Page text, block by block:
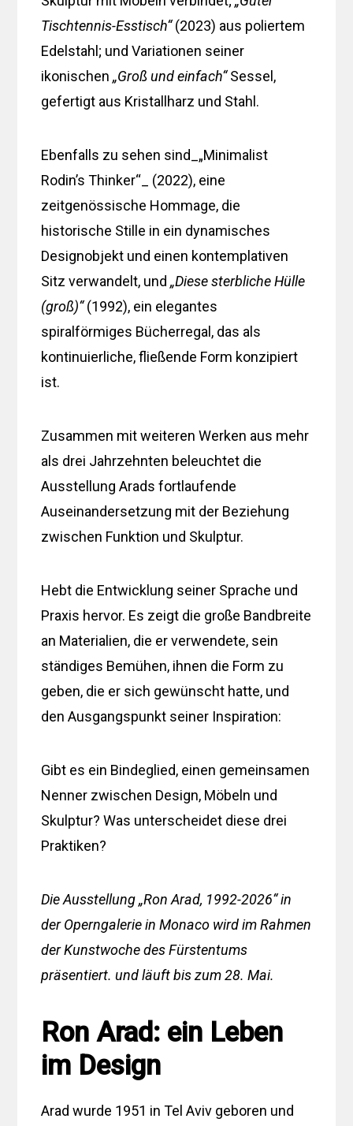
Tischtennis-Esstisch“(2023) aus poliertem
Edelstahl; und Variationen seiner
ikonischen„Groß und einfach“Sessel,
gefertigt aus Kristallharz und Stahl.
Ebenfalls zu sehen sind_„Minimalist
Rodin’s Thinker“_ (2022), eine
zeitgenössische Hommage, die
historische Stille in ein dynamisches
Designobjekt und einen kontemplativen
Sitz verwandelt, und„Diese sterbliche Hülle
(groß)“(1992), ein elegantes
spiralförmiges Bücherregal, das als
kontinuierliche, fließende Form konzipiert
ist.
Zusammen mit weiteren Werken aus mehr
als drei Jahrzehnten beleuchtet die
Ausstellung Arads fortlaufende
Auseinandersetzung mit der Beziehung
zwischen Funktion und Skulptur.
Hebt die Entwicklung seiner Sprache und
Praxis hervor. Es zeigt die große Bandbreite
an Materialien, die er verwendete, sein
ständiges Bemühen, ihnen die Form zu
geben, die er sich gewünscht hatte, und
den Ausgangspunkt seiner Inspiration:
Gibt es ein Bindeglied, einen gemeinsamen
Nenner zwischen Design, Möbeln und
Skulptur? Was unterscheidet diese drei
Praktiken?
Die Ausstellung „Ron Arad, 1992-2026“ in
der Operngalerie in Monaco wird im Rahmen
der Kunstwoche des Fürstentums
präsentiert. und läuft bis zum 28. Mai.
Ron Arad: ein Leben
im Design
Arad wurde 1951 in Tel Aviv geboren und